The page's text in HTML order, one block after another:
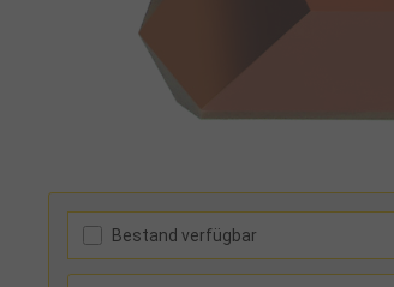
Bestand verfügbar